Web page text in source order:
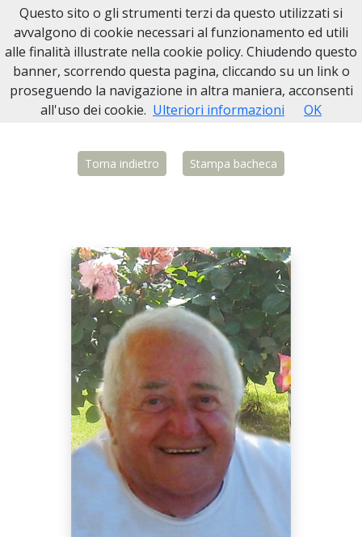
Necrologi Biella
Home Italia BI Vigliano Biellese Dino Micheletti
Torna indietro Stampa bacheca
Questo sito o gli strumenti terzi da questo utilizzati si
avvalgono di cookie necessari al funzionamento ed utili
alle finalità illustrate nella cookie policy. Chiudendo questo
banner, scorrendo questa pagina, cliccando su un link o
proseguendo la navigazione in altra maniera, acconsenti
all'uso dei cookie. Ulteriori informazioni OK